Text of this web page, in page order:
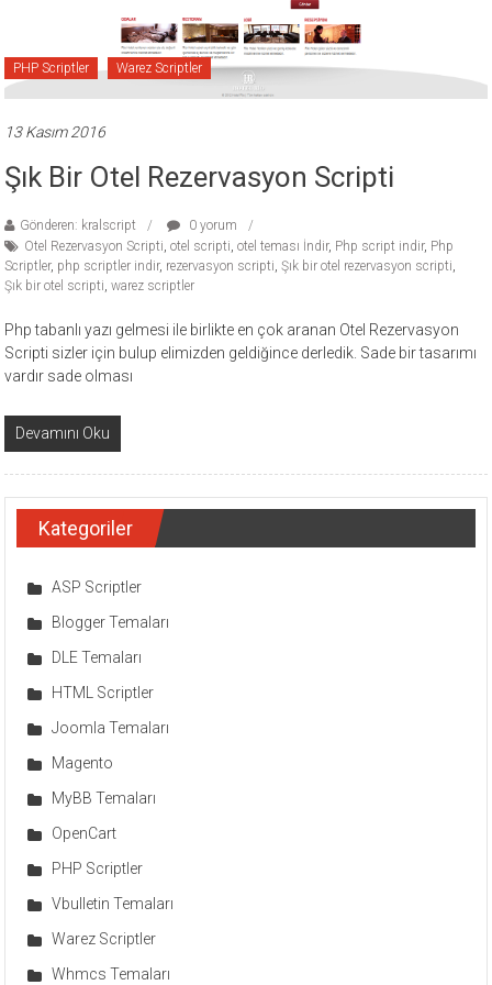
wordpress
temaları,
php
theme
sitesi.
PHP Scriptler Warez Scriptler
13 Kasım 2016
Şık Bir Otel Rezervasyon Scripti
Gönderen: kralscript
0 yorum
Otel Rezervasyon Scripti,otel scripti,otel teması İndir, Php script indir, Php
Scriptler, php scriptler indir, rezervasyon scripti,Şık bir otel rezervasyon scripti,
Şık bir otel scripti,warez scriptler
Php tabanlı yazı gelmesi ile birlikte en çok aranan Otel Rezervasyon
Scripti sizler için bulup elimizden geldiğince derledik. Sade bir tasarımı
vardır sade olması
Devamını Oku
Kategoriler
ASP Scriptler
Blogger Temaları
DLE Temaları
HTML Scriptler
Joomla Temaları
Magento
MyBB Temaları
OpenCart
PHP Scriptler
Vbulletin Temaları
Warez Scriptler
Whmcs Temaları